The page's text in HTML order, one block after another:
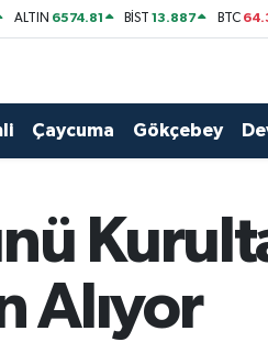
ALTIN 6574.81 BİST13.887 BTC
Çaycuma Gökçebey
Alıyor